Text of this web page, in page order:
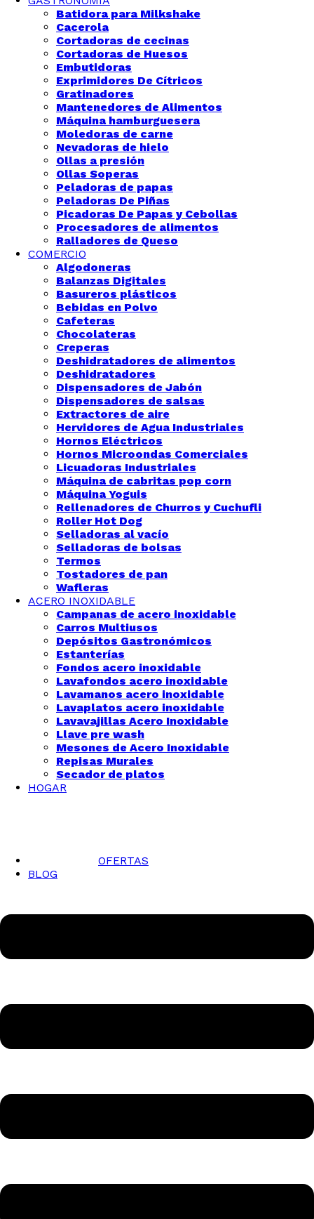
Batidora para Milkshake
Cacerola
Cortadoras de cecinas
Cortadoras de Huesos
Embutidoras
Exprimidores De Cítricos
Gratinadores
Mantenedores de Alimentos
Máquina hamburguesera
Moledoras de carne
Nevadoras de hielo
Ollas a presión
Ollas Soperas
Peladoras de papas
Peladoras De Piñas
Picadoras De Papas y Cebollas
Procesadores de alimentos
Ralladores de Queso
COMERCIO
Algodoneras
Balanzas Digitales
Basureros plásticos
Bebidas en Polvo
Cafeteras
Chocolateras
Creperas
Deshidratadores de alimentos
Deshidratadores
Dispensadores de Jabón
Dispensadores de salsas
Extractores de aire
Hervidores de Agua Industriales
Hornos Eléctricos
Hornos Microondas Comerciales
Licuadoras Industriales
Máquina de cabritas pop corn
Máquina Yoguis
Rellenadores de Churros y Cuchufli
Roller Hot Dog
Selladoras al vacío
Selladoras de bolsas
Termos
Tostadores de pan
Wafleras
ACERO INOXIDABLE
Campanas de acero inoxidable
Carros Multiusos
Depósitos Gastronómicos
Estanterías
Fondos acero inoxidable
Lavafondos acero inoxidable
Lavamanos acero inoxidable
Lavaplatos acero inoxidable
Lavavajillas Acero Inoxidable
Llave pre wash
Mesones de Acero Inoxidable
Repisas Murales
Secador de platos
HOGAR
OFERTAS
BLOG